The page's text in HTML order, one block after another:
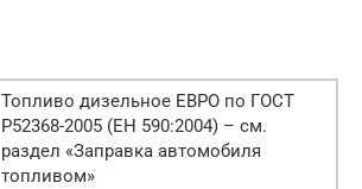
Топливо дизельное ЕВРО по ГОСТ
Р52368-2005 (ЕН 590:2004) – см.
раздел «Заправка автомобиля
топливом»